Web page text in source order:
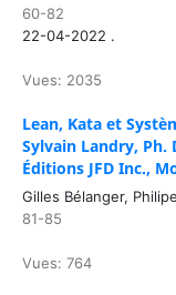
60-82
22-04-2022 .
Vues: 2035
Lean, Kata et
Sylvain Landry, Ph.
Éditions JFD Inc.,
Gilles Bélanger,
81-85
Vues: 764